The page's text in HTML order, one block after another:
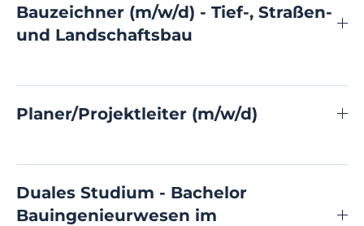
Bauzeichner (m/w/d) - Tief-, Straßen-
und Landschaftsbau
Planer/Projektleiter (m/w/d)
Duales Studium - Bachelor
Bauingenieurwesen im